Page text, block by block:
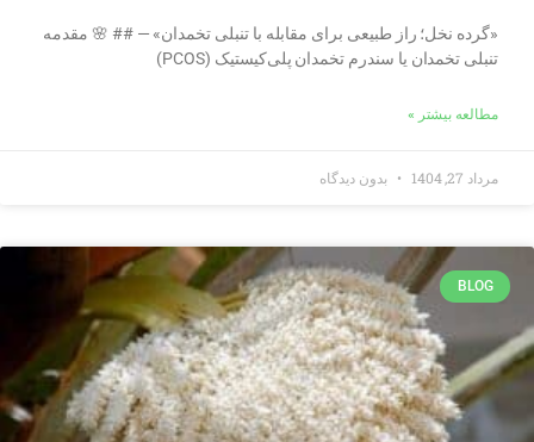
«گرده نخل؛ راز طبیعی برای مقابله با تنبلی تخمدان» — ## 🌸 مقدمه
تنبلی تخمدان یا سندرم تخمدان پلی‌کیستیک (PCOS)
مطالعه بیشتر »
مرداد 27, 1404 بدون دیدگاه
BLOG